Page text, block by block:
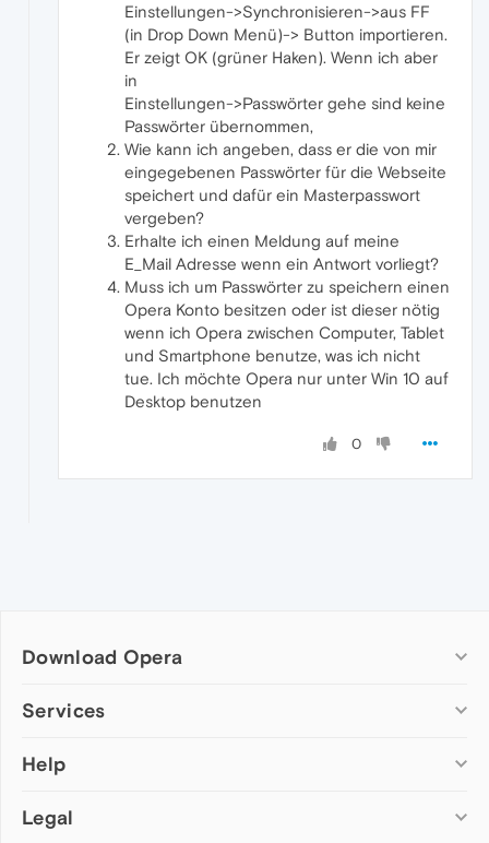
Einstellungen->Synchronisieren->aus FF
(in Drop Down Menü)-> Button importieren.
Er zeigt OK (grüner Haken). Wenn ich aber
in
Einstellungen->Passwörter gehe sind keine
Passwörter übernommen,
Wie kann ich angeben, dass er die von mir
eingegebenen Passwörter für die Webseite
speichert und dafür ein Masterpasswort
vergeben?
Erhalte ich einen Meldung auf meine
E_Mail Adresse wenn ein Antwort vorliegt?
Muss ich um Passwörter zu speichern einen
Opera Konto besitzen oder ist dieser nötig
wenn ich Opera zwischen Computer, Tablet
und Smartphone benutze, was ich nicht
tue. Ich möchte Opera nur unter Win 10 auf
Desktop benutzen
0
Download Opera
Computer browsers
Opera for Mac
Opera beta version
Services
Add-ons
Wallpapers
Help
Help & support
Legal